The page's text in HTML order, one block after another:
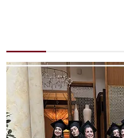
مميز في
لعملية تحرير
ويستضيف